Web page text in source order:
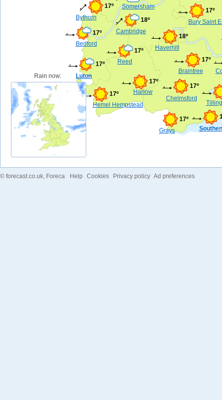
Luton
17º
Cambridge
18º
Chelmsford
17º
Bedford
17º
Harlow
17º
Hemel Hempstead
17º
Grays
17º
Braintree
17º
Bury Saint
17º
Haverhill
18º
Somersham
Reed
17º
Bythorn
17º
Rain now:
© forecast.co.uk , Foreca Help Cookies Privacy policy Ad preferences